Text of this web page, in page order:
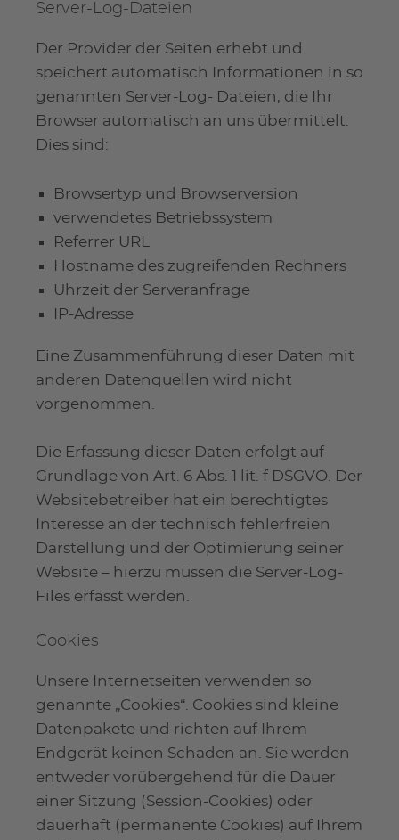
Server-Log-Dateien
Der Provider der Seiten erhebt und
speichert automatisch Informationen in so
genannten Server-Log- Dateien, die Ihr
Browser automatisch an uns übermittelt.
Dies sind:
Browsertyp und Browserversion
verwendetes Betriebssystem
Referrer URL
Hostname des zugreifenden Rechners
Uhrzeit der Serveranfrage
IP-Adresse
Eine Zusammenführung dieser Daten mit
anderen Datenquellen wird nicht
vorgenommen.
Die Erfassung dieser Daten erfolgt auf
Grundlage von Art. 6 Abs. 1 lit. f DSGVO. Der
Websitebetreiber hat ein berechtigtes
Interesse an der technisch fehlerfreien
Darstellung und der Optimierung seiner
Website – hierzu müssen die Server-Log-
Files erfasst werden.
Cookies
Unsere Internetseiten verwenden so
genannte „Cookies“. Cookies sind kleine
Datenpakete und richten auf Ihrem
Endgerät keinen Schaden an. Sie werden
entweder vorübergehend für die Dauer
einer Sitzung (Session-Cookies) oder
dauerhaft (permanente Cookies) auf Ihrem